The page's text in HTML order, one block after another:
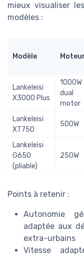
mieux visualiser
modèles :
Modèle
Lankeleisi
X3000 Plus
1000W
dual
motor
Lankeleisi
XT750
500W
Lankeleisi
G650
(pliable)
250W
Points à retenir :
Autonomie
adaptée aux
extra-urbains
Vitesse